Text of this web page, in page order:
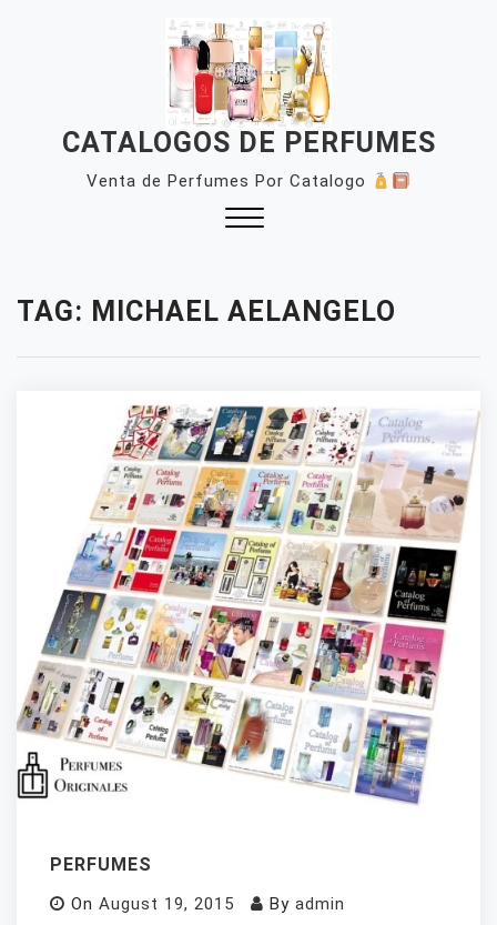
CATALOGOS DE PERFUMES
Venta de Perfumes Por Catalogo
TAG: MICHAEL AELANGELO
PERFUMES
On August 19, 2015 By admin